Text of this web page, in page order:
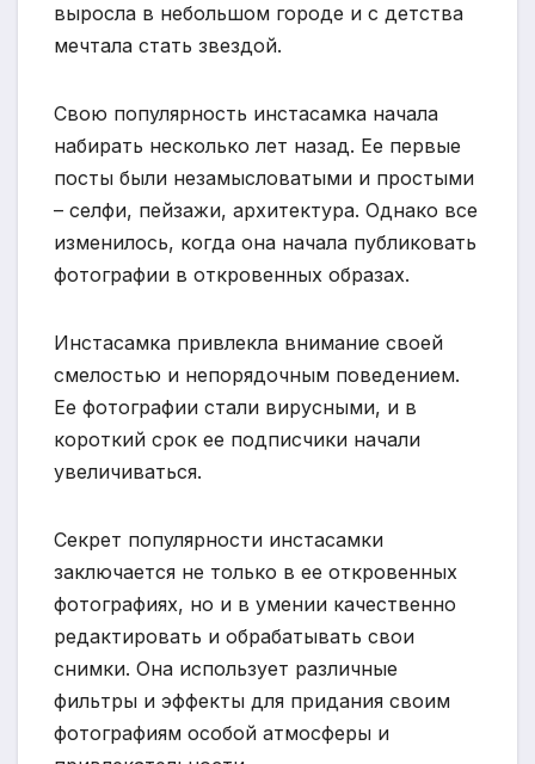
выросла в небольшом городе и с детства
мечтала стать звездой.
Свою популярность инстасамка начала
набирать несколько лет назад. Ее первые
посты были незамысловатыми и простыми
– селфи, пейзажи, архитектура. Однако все
изменилось, когда она начала публиковать
фотографии в откровенных образах.
Инстасамка привлекла внимание своей
смелостью и непорядочным поведением.
Ее фотографии стали вирусными, и в
короткий срок ее подписчики начали
увеличиваться.
Секрет популярности инстасамки
заключается не только в ее откровенных
фотографиях, но и в умении качественно
редактировать и обрабатывать свои
снимки. Она использует различные
фильтры и эффекты для придания своим
фотографиям особой атмосферы и